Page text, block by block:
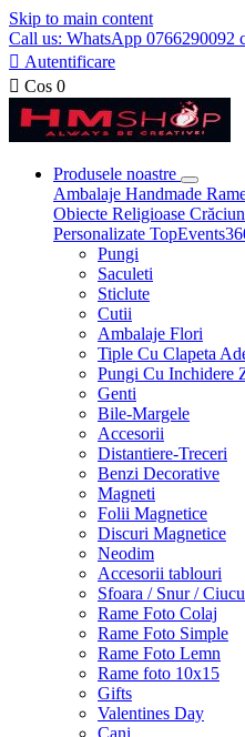
Skip to main content
Call us: WhatsApp 0766290092
 Autentificare
 Cos 0
Produsele noastre
Ambalaje Handmade
Obiecte Religioase Crăciun
Personalizate
Pungi
Saculeti
Sticlute
Cutii
Ambalaje Flori
Tiple Cu Clapeta
Pungi Cu Inchidere
Genti
Bile-Margele
Accesorii
Distantiere-Treceri
Benzi Decorative
Magneti
Folii Magnetice
Discuri Magnetice
Neodim
Accesorii tablouri
Sfoara / Snur /
Rame Foto Colaj
Rame Foto Simple
Rame Foto Lemn
Rame foto 10x15
Gifts
Valentines Day
Cani